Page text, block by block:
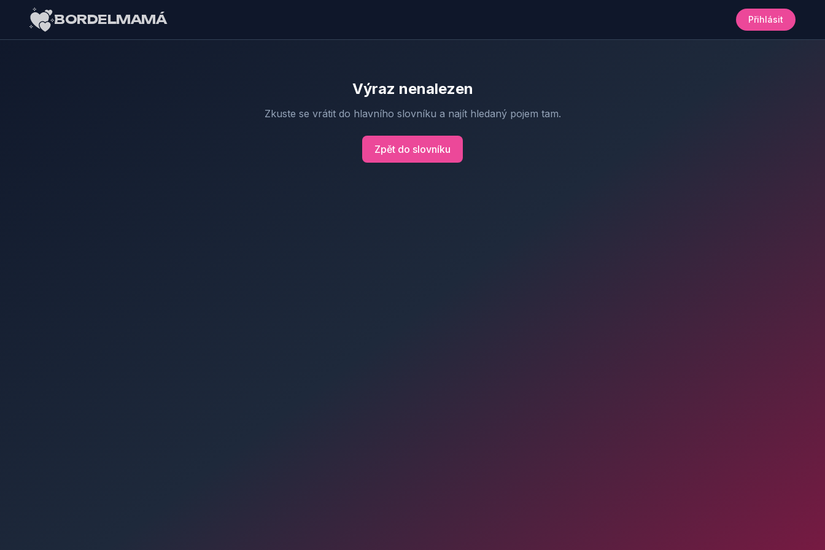
BORDELMAMÁ Přihlásit
Výraz nenalezen
Zkuste se vrátit do hlavního slovníku a najít hledaný pojem tam.
Zpět do slovníku